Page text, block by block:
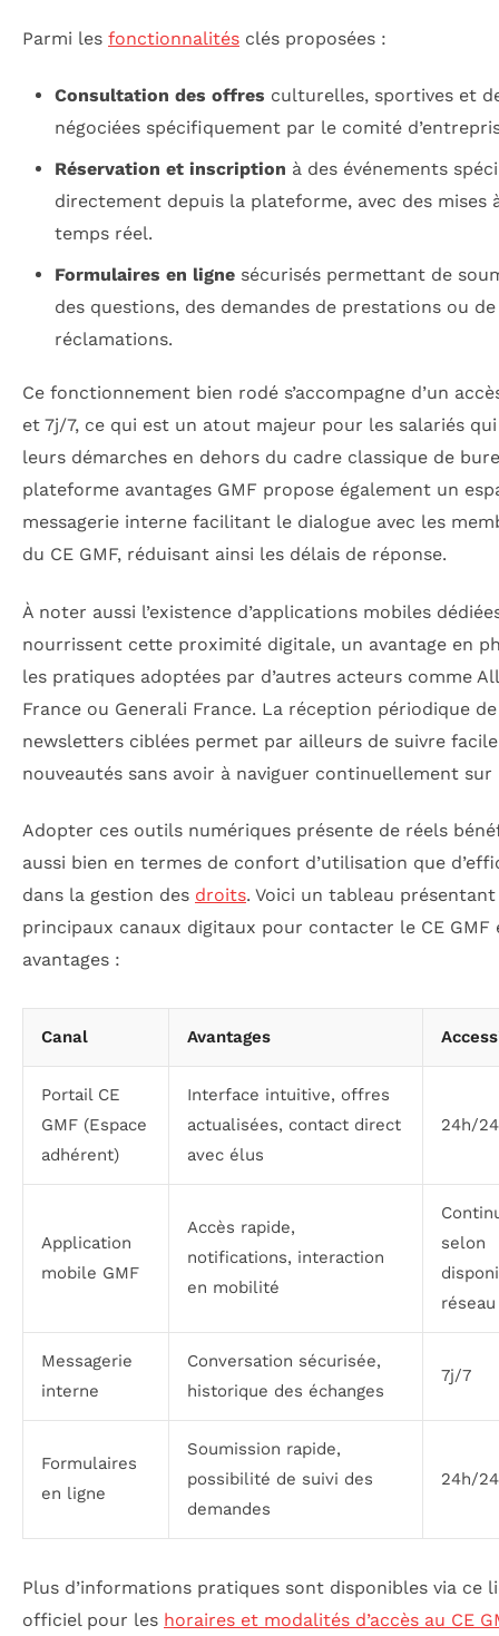
Parmi les fonctionnalités clés proposées :
Consultation des offres culturelles, sportives et
négociées spécifiquement par le comité
Réservation et inscription à des événements
directement depuis la plateforme, avec des mises
temps réel.
Formulaires en lignesécurisés permettant de
des questions, des demandes de prestations ou de
réclamations.
Ce fonctionnement bien rodé s’accompagne d’un
et 7j/7, ce qui est un atout majeur pour les salariés
leurs démarches en dehors du cadre classique de
plateforme avantages GMF propose également un
messagerie interne facilitant le dialogue avec les
du CE GMF, réduisant ainsi les délais de réponse.
À noter aussi l’existence d’applications mobiles
nourrissent cette proximité digitale, un avantage en
les pratiques adoptées par d’autres acteurs comme
France ou Generali France. La réception périodique de
newsletters ciblées permet par ailleurs de suivre
nouveautés sans avoir à naviguer continuellement sur
Adopter ces outils numériques présente de réels
aussi bien en termes de confort d’utilisation que
dans la gestion des droits. Voici un tableau
principaux canaux digitaux pour contacter le CE GMF
avantages :
Canal Avantages
Portail CE
GMF (Espace
adhérent)
Interface intuitive, offres
actualisées, contact direct
avec élus
24h/
Application
mobile GMF
Accès rapide,
notifications, interaction
en mobilité
selon
réseau
Messagerie
interne
Conversation sécurisée,
historique des échanges
7j/7
Formulaires
en ligne
Soumission rapide,
possibilité de suivi des
demandes
24h/24
Plus d’informations pratiques sont disponibles via ce
officiel pour les horaires et modalités d’accès au CE